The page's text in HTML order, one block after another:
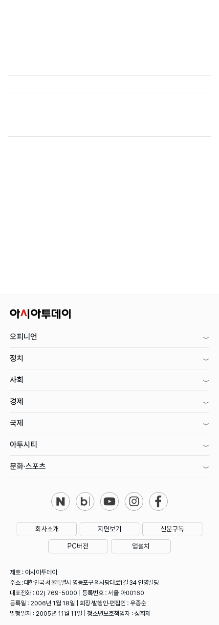
오피니언
정치
사회
경제
국제
아투시티
문화·스포츠
회사소개 지면보기 신문구독
PC버전 앱설치
제호 : 아시아투데이
주소 : 대한민국 서울특별시 영등포구 의사당대로1길 34 인영빌딩
대표전화 : 02) 769-5000 | 등록번호 : 서울 아00160
등록일 : 2006년 1월 18일 | 회장·발행인·편집인 : 우종순
발행일자 : 2005년 11월 11일 | 청소년보호책임자 : 성희제